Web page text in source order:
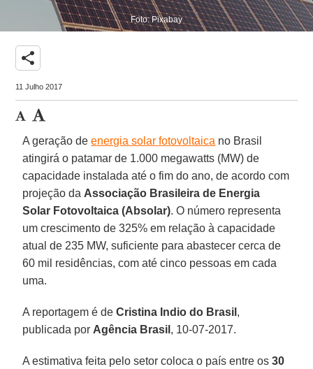
Foto: Pixabay
share
11 Julho 2017
A geração deenergia solar fotovoltaica no Brasil
atingirá o patamar de 1.000 megawatts (MW) de
capacidade instalada até o fim do ano, de acordo com
projeção da Associação Brasileira de Energia
Solar Fotovoltaica (Absolar). O número representa
um crescimento de 325% em relação à capacidade
atual de 235 MW, suficiente para abastecer cerca de
60 mil residências, com até cinco pessoas em cada
uma.
A reportagem é deCristina Indio do Brasil ,
publicada por Agência Brasil , 10-07-2017.
A estimativa feita pelo setor coloca o país entre os30